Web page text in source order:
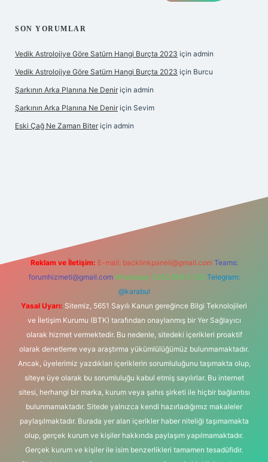
SON YORUMLAR
Vedik Astrolojiye Göre Satürn Hangi Burçta 2023 için admin
Vedik Astrolojiye Göre Satürn Hangi Burçta 2023 için Burcu
Şarkının Arka Planına Ne Denir için admin
Şarkının Arka Planına Ne Denir için Sevim
Eski Çağ Ne Zaman Biter için admin
Reklam ve İletişim: E-mail: backlinkpaneli@gmail.com Teams:
forumhizmeti@gmail.com Whatsapp: 0262 606 0 726 Telegram:
@karabul
Yasal Uyarı: Sitemiz, 5651 Sayılı Kanun gereğince Bilgi Teknolojileri
ve İletişim Kurumu (BTK) tarafından onaylanmış bir Yer Sağlayıcı
olarak hizmet vermektedir. Bu nedenle, sitedeki içerikleri proaktif
olarak denetleme veya araştırma yükümlülüğümüz bulunmamaktadır.
Ancak, üyelerimiz yazdıkları içeriklerin sorumluluğunu taşımakta olup,
siteye üye olarak bu sorumluluğu kabul etmiş sayılırlar. Bu internet
sitesi, herhangi bir marka, kurum veya şahıs şirketi ile hiçbir bağlantısı
bulunmamaktadır. Sitede yalnızca kendi hazırladığımız makaleler
paylaşılmaktadır. Burada yer alan içerikler haber niteliği taşımamakta
olup, gerçek kurum ve kişiler hakkında paylaşım yapılmamaktadır.
Gerçek kurum ve kişiler ile isim benzerlikleri tamamen tesadüfidir.